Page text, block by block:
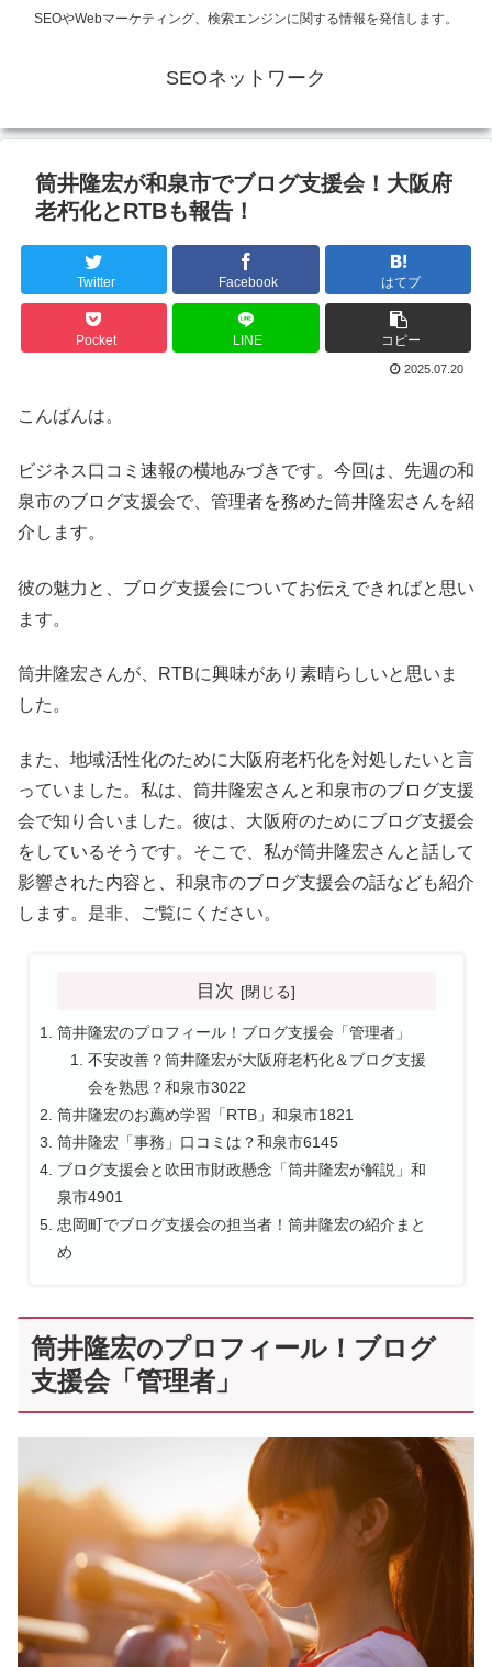
SEOやWebマーケティング、検索エンジンに関する情報を発信します。
SEOネットワーク
筒井隆宏が和泉市でブログ支援会！大阪府
老朽化とRTBも報告！
Twitter Facebook はてブ
Pocket LINE コピー
2025.07.20
こんばんは。
ビジネス口コミ速報の横地みづきです。今回は、先週の和
泉市のブログ支援会で、管理者を務めた筒井隆宏さんを紹
介します。
彼の魅力と、ブログ支援会についてお伝えできればと思い
ます。
筒井隆宏さんが、RTBに興味があり素晴らしいと思いま
した。
また、地域活性化のために大阪府老朽化を対処したいと言
っていました。私は、筒井隆宏さんと和泉市のブログ支援
会で知り合いました。彼は、大阪府のためにブログ支援会
をしているそうです。そこで、私が筒井隆宏さんと話して
影響された内容と、和泉市のブログ支援会の話なども紹介
します。是非、ご覧にください。
目次
筒井隆宏のプロフィール！ブログ支援会「管理者」
不安改善？筒井隆宏が大阪府老朽化＆ブログ支援
会を熟思？和泉市3022
筒井隆宏のお薦め学習「RTB」和泉市1821
筒井隆宏「事務」口コミは？和泉市6145
ブログ支援会と吹田市財政懸念「筒井隆宏が解説」和
泉市4901
忠岡町でブログ支援会の担当者！筒井隆宏の紹介まと
め
筒井隆宏のプロフィール！ブログ
支援会「管理者」